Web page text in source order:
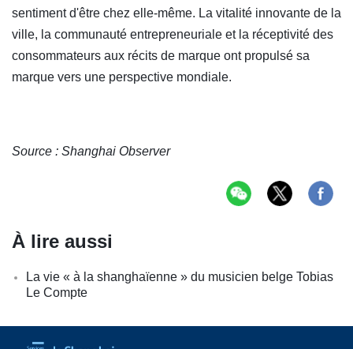
sentiment d'être chez elle-même. La vitalité innovante de la
ville, la communauté entrepreneuriale et la réceptivité des
consommateurs aux récits de marque ont propulsé sa
marque vers une perspective mondiale.
Source : Shanghai Observer
À lire aussi
La vie « à la shanghaïenne » du musicien belge Tobias
Le Compte